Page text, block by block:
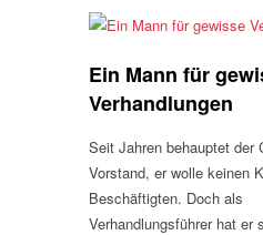
Ein Mann für
Verhandlungen
Seit Jahren behauptet der
Vorstand, er wolle keinen
Beschäftigten. Doch als
Verhandlungsführer hat er